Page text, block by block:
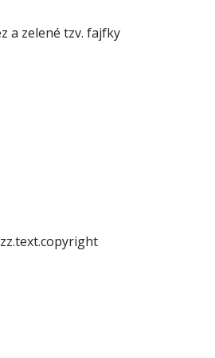
a zelené tzv. fajfky